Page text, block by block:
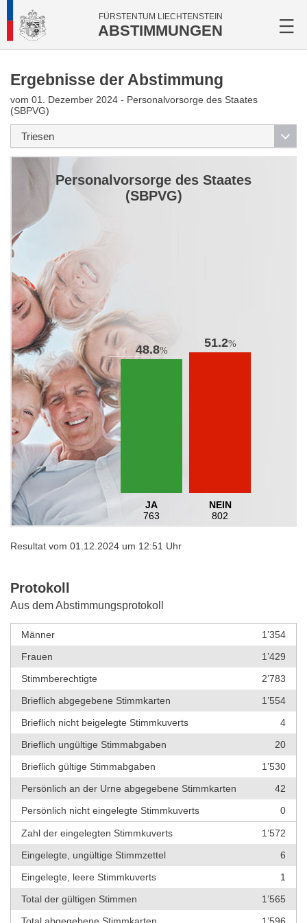
FÜRSTENTUM LIECHTENSTEIN
ABSTIMMUNGEN
Ergebnisse der Abstimmung
vom 01. Dezember 2024 - Personalvorsorge des Staates
(SBPVG)
Personalvorsorge des Staates
(SBPVG)
48.8%
JA
763
51.2%
NEIN
802
Resultat vom 01.12.2024 um 12:51 Uhr
Protokoll
Aus dem Abstimmungsprotokoll
Männer
1’354
Frauen
1’429
Stimmberechtigte
2’783
Brieflich abgegebene Stimmkarten
1’554
Brieflich nicht beigelegte Stimmkuverts
4
Brieflich ungültige Stimmabgaben
20
Brieflich gültige Stimmabgaben
1’530
Persönlich an der Urne abgegebene Stimmkarten
42
Persönlich nicht eingelegte Stimmkuverts
0
Zahl der eingelegten Stimmkuverts
1’572
Eingelegte, ungültige Stimmzettel
6
Eingelegte, leere Stimmkuverts
1
Total der gültigen Stimmen
1’565
Total abgegebene Stimmkarten
1’596